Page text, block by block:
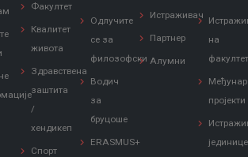
Факултет
Квалитет
живота
Здравствена
заштита
/
хендикеп
Спорт
Одлучите
се за
филозофски
Водич
за
бруцоше
ERASMUS+
Истраживач
Партнер
Алумни
на
пројекти
јединице